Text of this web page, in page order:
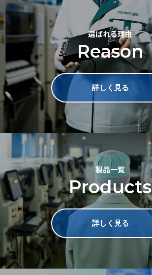
選ばれる理由
Reason
詳しく見る
製品一覧
Products
詳しく見る